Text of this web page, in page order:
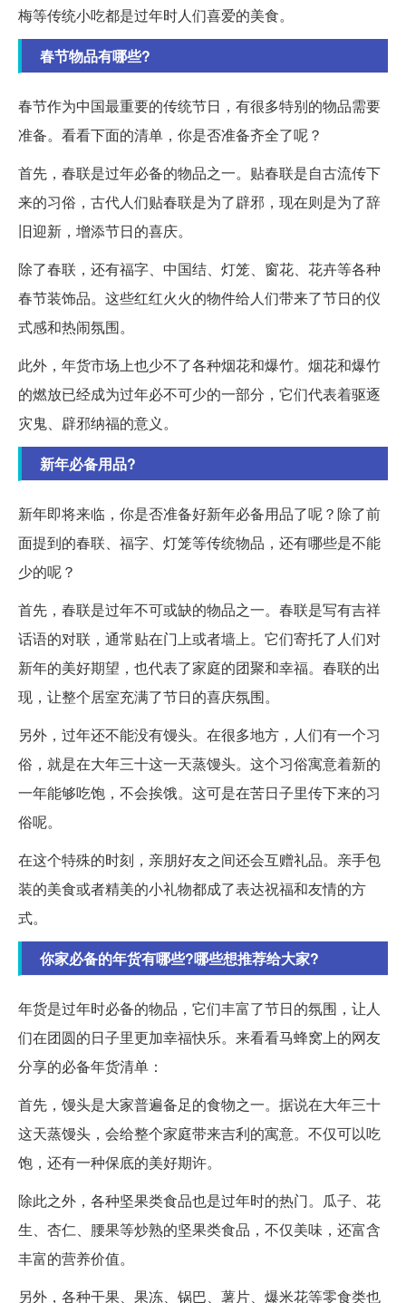
梅等传统小吃都是过年时人们喜爱的美食。
春节物品有哪些?
春节作为中国最重要的传统节日，有很多特别的物品需要
准备。看看下面的清单，你是否准备齐全了呢？
首先，春联是过年必备的物品之一。贴春联是自古流传下
来的习俗，古代人们贴春联是为了辟邪，现在则是为了辞
旧迎新，增添节日的喜庆。
除了春联，还有福字、中国结、灯笼、窗花、花卉等各种
春节装饰品。这些红红火火的物件给人们带来了节日的仪
式感和热闹氛围。
此外，年货市场上也少不了各种烟花和爆竹。烟花和爆竹
的燃放已经成为过年必不可少的一部分，它们代表着驱逐
灾鬼、辟邪纳福的意义。
新年必备用品?
新年即将来临，你是否准备好新年必备用品了呢？除了前
面提到的春联、福字、灯笼等传统物品，还有哪些是不能
少的呢？
首先，春联是过年不可或缺的物品之一。春联是写有吉祥
话语的对联，通常贴在门上或者墙上。它们寄托了人们对
新年的美好期望，也代表了家庭的团聚和幸福。春联的出
现，让整个居室充满了节日的喜庆氛围。
另外，过年还不能没有馒头。在很多地方，人们有一个习
俗，就是在大年三十这一天蒸馒头。这个习俗寓意着新的
一年能够吃饱，不会挨饿。这可是在苦日子里传下来的习
俗呢。
在这个特殊的时刻，亲朋好友之间还会互赠礼品。亲手包
装的美食或者精美的小礼物都成了表达祝福和友情的方
式。
你家必备的年货有哪些?哪些想推荐给大家?
年货是过年时必备的物品，它们丰富了节日的氛围，让人
们在团圆的日子里更加幸福快乐。来看看马蜂窝上的网友
分享的必备年货清单：
首先，馒头是大家普遍备足的食物之一。据说在大年三十
这天蒸馒头，会给整个家庭带来吉利的寓意。不仅可以吃
饱，还有一种保底的美好期许。
除此之外，各种坚果类食品也是过年时的热门。瓜子、花
生、杏仁、腰果等炒熟的坚果类食品，不仅美味，还富含
丰富的营养价值。
另外，各种干果、果冻、锅巴、薯片、爆米花等零食类也